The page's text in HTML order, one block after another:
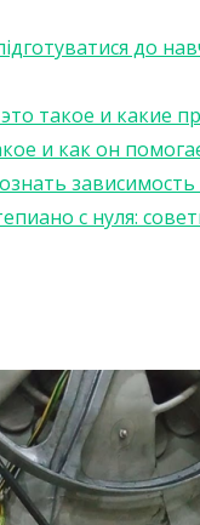
до
такое и какие
и как он
с нуля: